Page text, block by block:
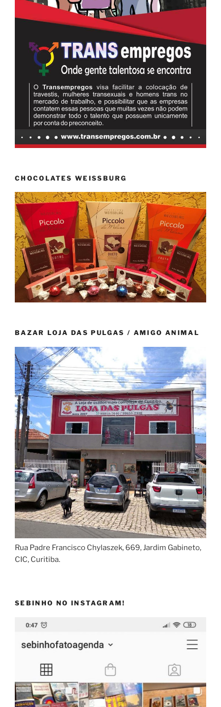
CHOCOLATES WEISSBURG
BAZAR LOJA DAS PULGAS / AMIGO ANIMAL
Rua Padre Francisco Chylaszek, 669, Jardim Gabineto,
CIC, Curitiba.
SEBINHO NO INSTAGRAM!